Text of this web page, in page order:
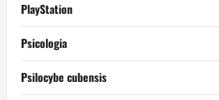
PlayStation
Psicologia
Psilocybe cubensis